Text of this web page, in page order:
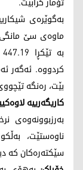
ماوەی سێ مانگی
بێت، رەنگە تێچووی
کاریگەرییە
بەرزبوونەوەی
ناوەستێت،
سێکتەرەکان کە